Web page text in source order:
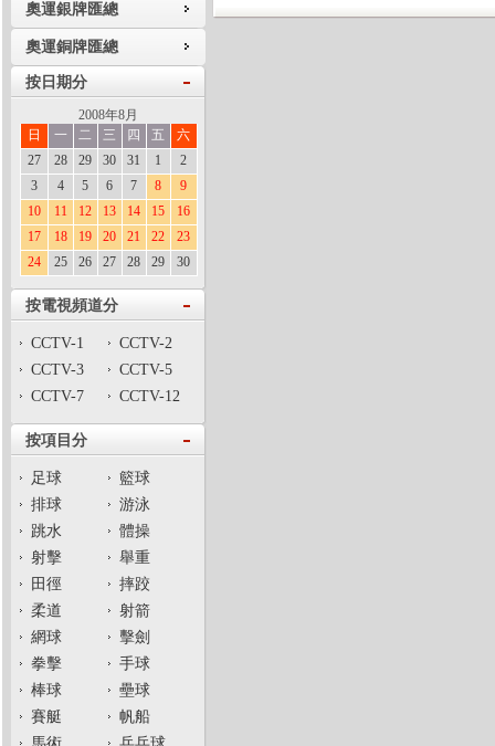
奧運銀牌匯總
奧運銅牌匯總
按日期分
2008年8月
日
一 二 三 四 五
六
27
28 29 30 31 1
2
3
4 5 6 7 8
9
10
11 12 13 14 15
16
17
18 19 20 21 22
23
24
25 26 27 28 29 30
按電視頻道分
CCTV-1
CCTV-2
CCTV-3
CCTV-5
CCTV-7
CCTV-12
按項目分
足球
籃球
排球
游泳
跳水
體操
射擊
舉重
田徑
摔跤
柔道
射箭
網球
擊劍
拳擊
手球
棒球
壘球
賽艇
帆船